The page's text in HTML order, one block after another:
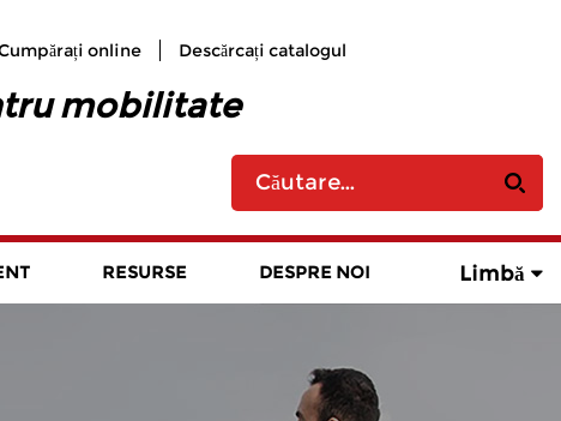
online Descărcați catalogul
mobilitate
RESURSE DESPRE NOI Limbă